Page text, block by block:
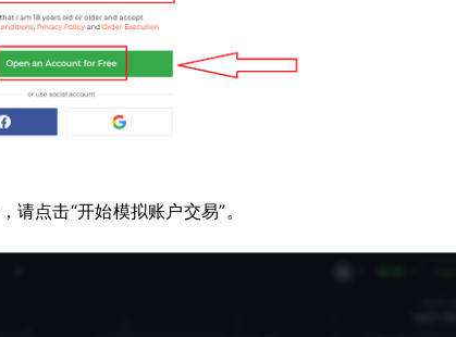
，请点击“开始模拟账户交易”。